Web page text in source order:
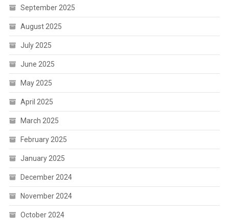
September 2025
August 2025
July 2025
June 2025
May 2025
April 2025
March 2025
February 2025
January 2025
December 2024
November 2024
October 2024